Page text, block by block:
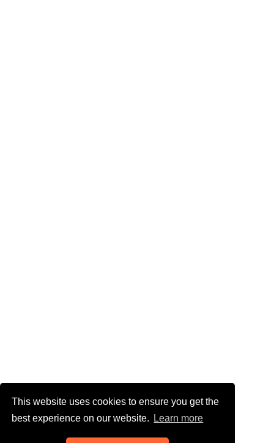
This website uses cookies to ensure you get the
best experience on our website.
Learn more